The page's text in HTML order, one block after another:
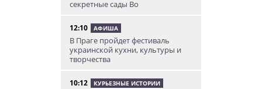
секретные сады Во
12:10 АФИША
В Праге пройдет фестиваль
украинской кухни, культуры и
творчества
10:12 КУРЬЕЗНЫЕ ИСТОРИИ